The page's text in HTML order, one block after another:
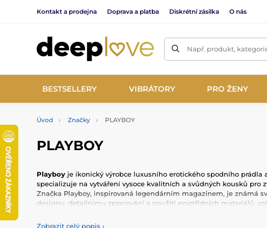
Kontakt a prodejna Doprava a platba Diskrétní zásilka O nás
Např. produkt,
BESTSELLERY VIBRÁTORY PRO ŽENY
Úvod Značky PLAYBOY
PLAYBOY
Playboy je ikonický výrobce luxusního erotického spodního prádla
specializuje na vytváření vysoce kvalitních a svůdných kousků pro
Značka Playboy, inspirovaná legendárním magazínem, je známá
designu, detailnímu zpracování a použití prvotřídních materiálů,
Zobrazit celý popis ›